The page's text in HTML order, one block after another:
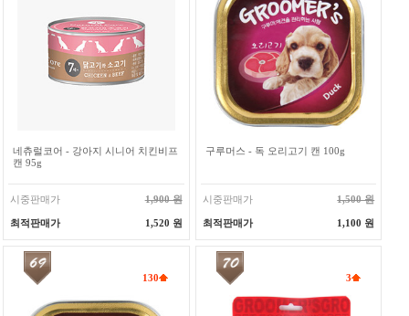
네츄럴코어 - 강아지 시니어 치킨비프
캔 95g
시중판매가 1,900 원
최적판매가 1,520 원
구루머스 - 독 오리고기 캔 100g
시중판매가 1,500 원
최적판매가 1,100 원
130 3